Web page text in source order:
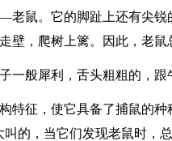
鼠。它的脚趾上还有尖锐
壁，爬树上篱。因此，老鼠
一般犀利，舌头粗粗的，跟
特征，使它具备了捕鼠的
叫的，当它们发现老鼠时，